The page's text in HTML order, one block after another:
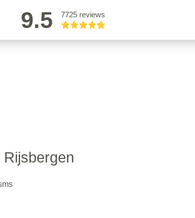
9.5 7725 reviews